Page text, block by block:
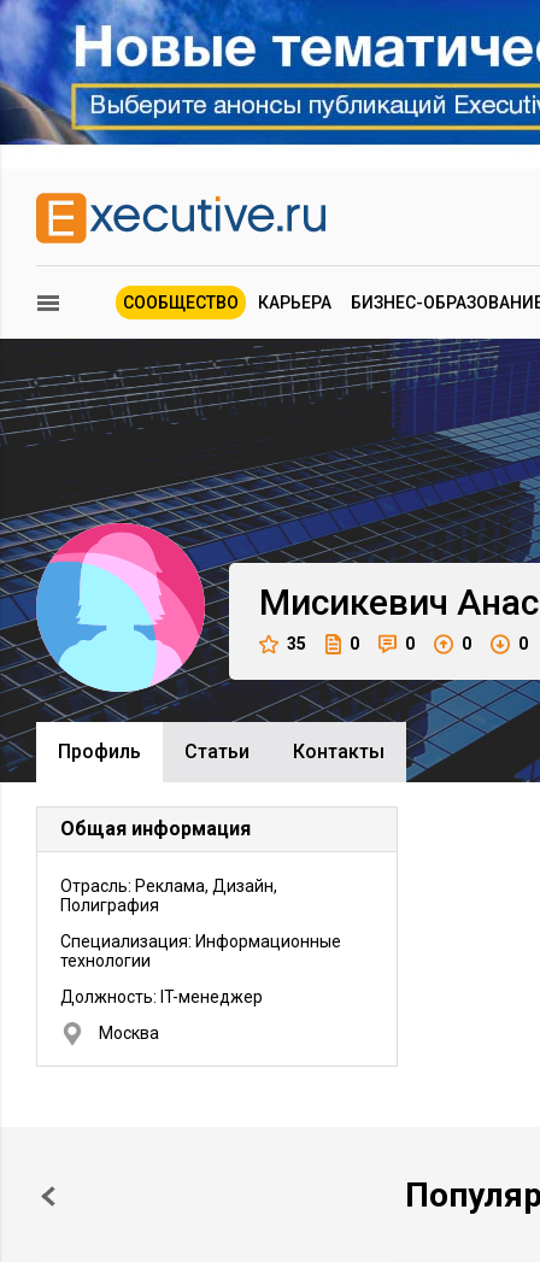
СООБЩЕСТВО КАРЬЕРА БИЗНЕС-
Мисикевич
35 0 0 0 0
Профиль Cтатьи Контакты
Общая информация
Отрасль: Реклама, Дизайн,
Полиграфия
Специализация: Информационные
технологии
Должность: IT-менеджер
Москва